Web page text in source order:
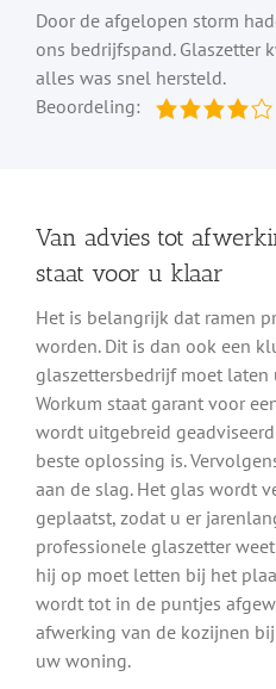
Door de afgelopen storm
ons bedrijfspand. Glaszetter
alles was snel hersteld.
Beoordeling:
Van advies tot
staat voor u klaar
Het is belangrijk dat ramen
worden. Dit is dan ook een
glaszettersbedrijf moet laten
Workum staat garant voor
wordt uitgebreid
beste oplossing is.
aan de slag. Het glas wordt
geplaatst, zodat u er
professionele glaszetter
hij op moet letten bij het
wordt tot in de puntjes
afwerking van de kozijnen
uw woning.